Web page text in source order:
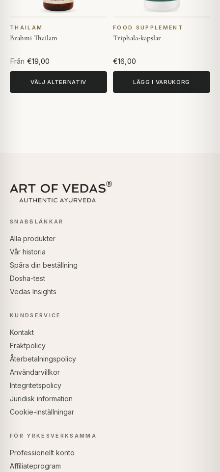
THAILAM
Brahmi Thailam
Från €19,00
VÄLJ ALTERNATIV
FOOD SUPPLEMENT
Triphala-kapslar
€16,00
LÄGG I VARUKORG
SNABBLÄNKAR
Alla produkter
Vår historia
Spåra din beställning
Dosha-test
Vedas Insights
KUNDSERVICE
Kontakt
Fraktpolicy
Återbetalningspolicy
Användarvillkor
Integritetspolicy
Juridisk information
Cookie-inställningar
FÖR YRKESVERKSAMMA
Professionellt konto
Affiliateprogram